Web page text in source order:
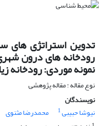
تدوین استراتژی های
رودخانه های درون
نمونه موردی: رودخانه
نوع مقاله : مقاله پژوهشی
نویسندگان
نیوشا حبیبی1 محمدرضا مثنوی